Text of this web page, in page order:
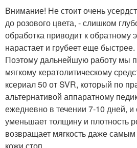
Внимание! Не стоит очень
до розового цвета, - слишком
обработка приводит к обратному
нарастает и грубеет еще быстрее.
Поэтому дальнейшую работу мы
мягкому кератолитическому
ксериал 50 от SVR, который по
альтернативой аппаратному
ежедневно в течении 7-10 дней, и
уменьшает толщину и плотность
возвращает мягкость даже